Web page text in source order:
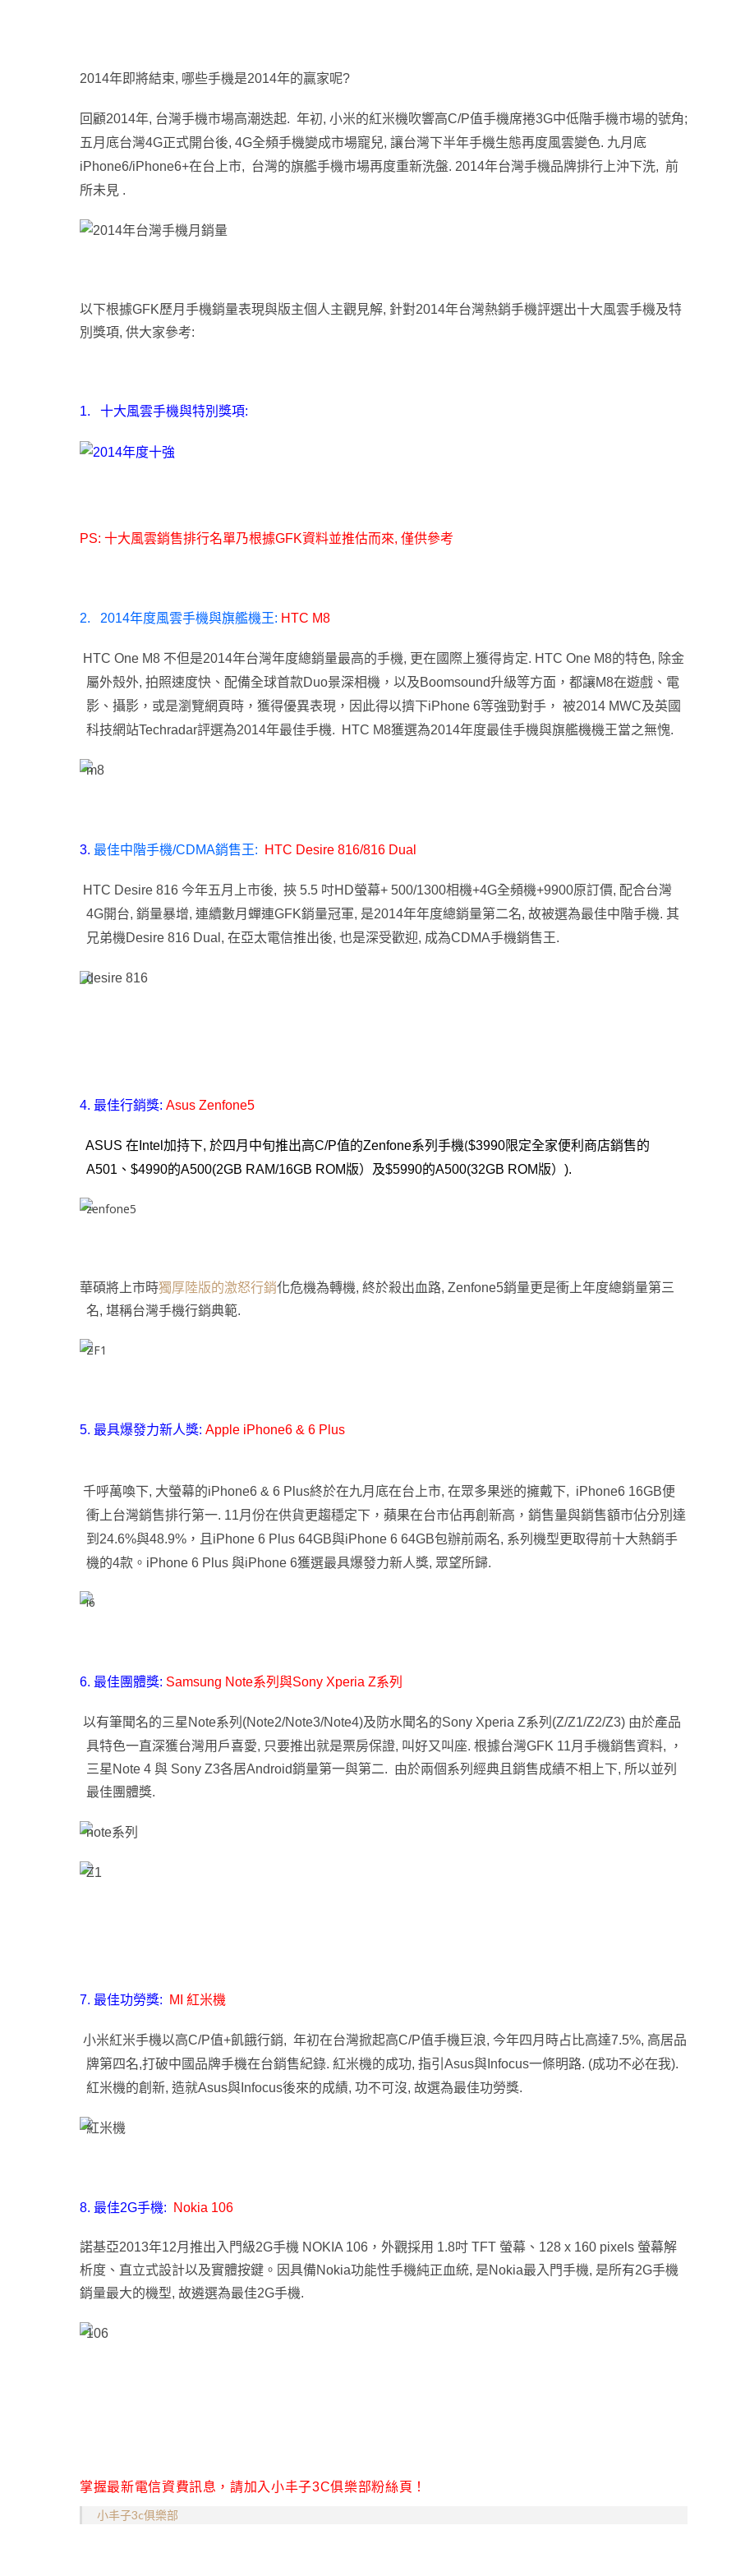
2014年即將結束, 哪些手機是2014年的贏家呢?
回顧2014年, 台灣手機市場高潮迭起. 年初, 小米的紅米機吹響高C/P值手機席捲3G中低階手機市場的號角;
五月底台灣4G正式開台後, 4G全頻手機變成市場寵兒, 讓台灣下半年手機生態再度風雲變色. 九月底
iPhone6/iPhone6+在台上市, 台灣的旗艦手機市場再度重新洗盤. 2014年台灣手機品牌排行上沖下洗, 前
所未見 .
以下根據GFK歷月手機銷量表現與版主個人主觀見解, 針對2014年台灣熱銷手機評選出十大風雲手機及特
別獎項, 供大家參考:
1. 十大風雲手機與特別獎項:
PS: 十大風雲銷售排行名單乃根據GFK資料並推估而來, 僅供參考
2. 2014年度風雲手機與旗艦機王: HTC M8
HTC One M8 不但是2014年台灣年度總銷量最高的手機, 更在國際上獲得肯定. HTC One M8的特色, 除金
屬外殼外, 拍照速度快、配備全球首款Duo景深相機，以及Boomsound升級等方面，都讓M8在遊戲、電
影、攝影，或是瀏覽網頁時，獲得優異表現，因此得以擠下iPhone 6等強勁對手， 被2014 MWC及英國
科技網站Techradar評選為2014年最佳手機. HTC M8獲選為2014年度最佳手機與旗艦機機王當之無愧.
3. 最佳中階手機/CDMA銷售王: HTC Desire 816/816 Dual
HTC Desire 816 今年五月上市後, 挾 5.5 吋HD螢幕+ 500/1300相機+4G全頻機+9900原訂價, 配合台灣
4G開台, 銷量暴增, 連續數月蟬連GFK銷量冠軍, 是2014年年度總銷量第二名, 故被選為最佳中階手機. 其
兄弟機Desire 816 Dual, 在亞太電信推出後, 也是深受歡迎, 成為CDMA手機銷售王.
4. 最佳行銷獎: Asus Zenfone5
ASUS 在Intel加持下, 於四月中旬推出高C/P值的Zenfone系列手機($3990限定全家便利商店銷售的
A501、$4990的A500(2GB RAM/16GB ROM版）及$5990的A500(32GB ROM版）).
華碩將上市時獨厚陸版的激怒行銷化危機為轉機, 終於殺出血路, Zenfone5銷量更是衝上年度總銷量第三
名, 堪稱台灣手機行銷典範.
5. 最具爆發力新人獎: Apple iPhone6 & 6 Plus
千呼萬喚下, 大螢幕的iPhone6 & 6 Plus終於在九月底在台上市, 在眾多果迷的擁戴下, iPhone6 16GB便
衝上台灣銷售排行第一. 11月份在供貨更趨穩定下，蘋果在台市佔再創新高，銷售量與銷售額市佔分別達
到24.6%與48.9%，且iPhone 6 Plus 64GB與iPhone 6 64GB包辦前兩名, 系列機型更取得前十大熱銷手
機的4款。 iPhone 6 Plus 與iPhone 6獲選最具爆發力新人獎, 眾望所歸.
6. 最佳團體獎: Samsung Note系列與Sony Xperia Z系列
以有筆聞名的三星Note系列(Note2/Note3/Note4)及防水聞名的Sony Xperia Z系列(Z/Z1/Z2/Z3) 由於產品
具特色一直深獲台灣用戶喜愛, 只要推出就是票房保證, 叫好又叫座. 根據台灣GFK 11月手機銷售資料, ，
三星Note 4 與 Sony Z3各居Android銷量第一與第二. 由於兩個系列經典且銷售成績不相上下, 所以並列
最佳團體獎.
7. 最佳功勞獎: MI 紅米機
小米紅米手機以高C/P值+飢餓行銷, 年初在台灣掀起高C/P值手機巨浪, 今年四月時占比高達7.5%, 高居品
牌第四名,打破中國品牌手機在台銷售紀錄. 紅米機的成功, 指引Asus與Infocus一條明路. (成功不必在我).
紅米機的創新, 造就Asus與Infocus後來的成績, 功不可沒, 故選為最佳功勞獎.
8. 最佳2G手機: Nokia 106
諾基亞2013年12月推出入門級2G手機 NOKIA 106，外觀採用 1.8吋 TFT 螢幕、128 x 160 pixels 螢幕解
析度、直立式設計以及實體按鍵。因具備Nokia功能性手機純正血統, 是Nokia最入門手機, 是所有2G手機
銷量最大的機型, 故遴選為最佳2G手機.
掌握最新電信資費訊息，請加入小丰子3C俱樂部粉絲頁！
小丰子3c俱樂部